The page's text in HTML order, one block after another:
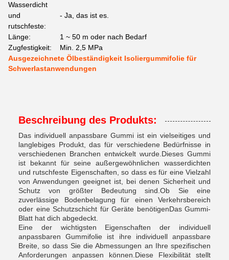
Wasserdicht
und
rutschfeste:
- Ja, das ist es.
Länge:
1 ~ 50 m oder nach Bedarf
Zugfestigkeit:
Min. 2,5 MPa
Ausgezeichnete Ölbeständigkeit Isoliergummifolie für
Schwerlastanwendungen
Beschreibung des Produkts:
Das individuell anpassbare Gummi ist ein vielseitiges und
langlebiges Produkt, das für verschiedene Bedürfnisse in
verschiedenen Branchen entwickelt wurde.Dieses Gummi
ist bekannt für seine außergewöhnlichen wasserdichten
und rutschfeste Eigenschaften, so dass es für eine Vielzahl
von Anwendungen geeignet ist, bei denen Sicherheit und
Schutz von größter Bedeutung sind.Ob Sie eine
zuverlässige Bodenbelagung für einen Verkehrsbereich
oder eine Schutzschicht für Geräte benötigenDas Gummi-
Blatt hat dich abgedeckt.
Eine der wichtigsten Eigenschaften der individuell
anpassbaren Gummifolie ist ihre individuell anpassbare
Breite, so dass Sie die Abmessungen an Ihre spezifischen
Anforderungen anpassen können.Diese Flexibilität stellt